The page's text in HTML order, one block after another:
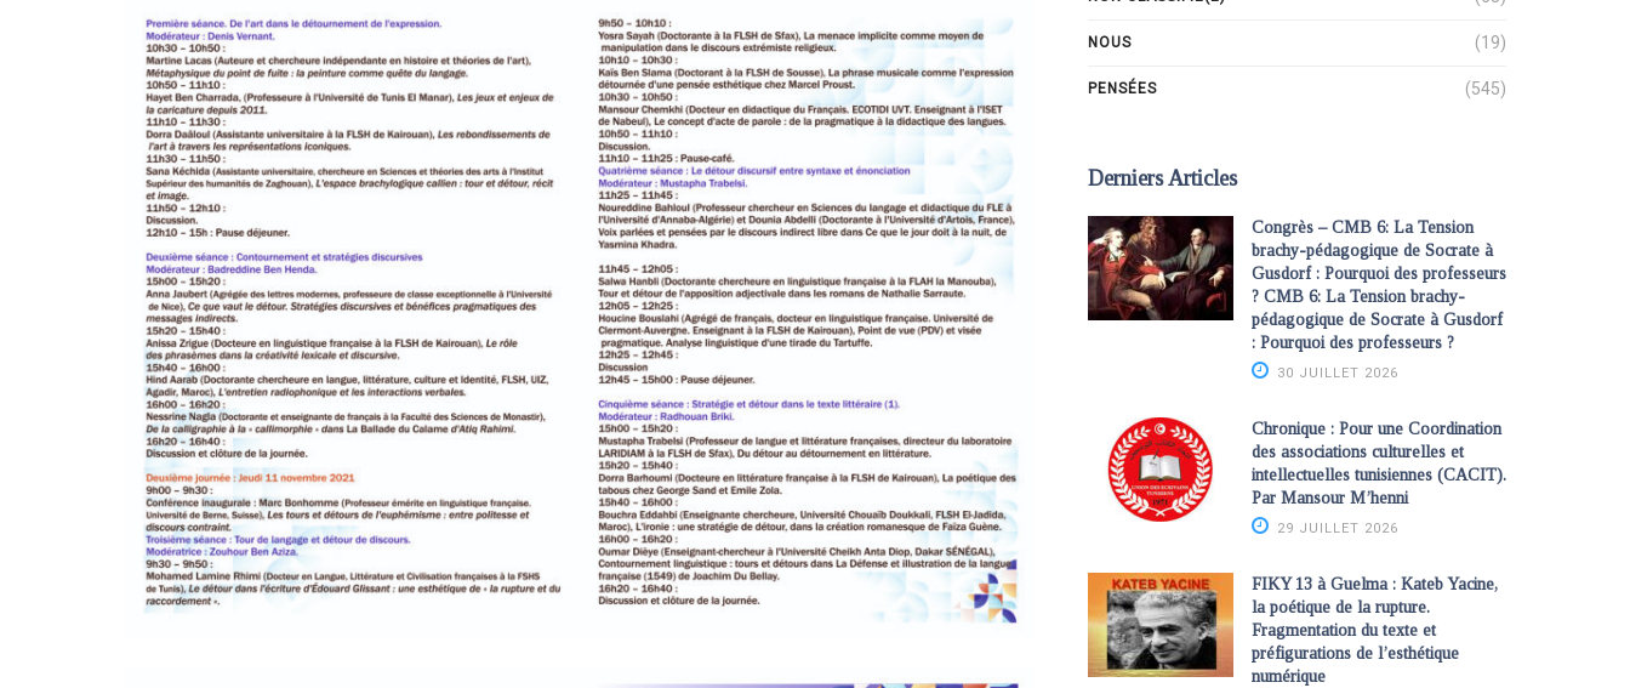
NOUS (19)
PENSÉES (545)
Derniers Articles
Congrès – CMB 6: La Tension
brachy-pédagogique de Socrate à
Gusdorf : Pourquoi des professeurs
? CMB 6: La Tension brachy-
pédagogique de Socrate à Gusdorf
: Pourquoi des professeurs ?
30 JUILLET 2026
Chronique : Pour une Coordination
des associations culturelles et
intellectuelles tunisiennes (CACIT).
Par Mansour M’henni
29 JUILLET 2026
FIKY 13 à Guelma : Kateb Yacine,
la poétique de la rupture.
Fragmentation du texte et
préfigurations de l’esthétique
numérique